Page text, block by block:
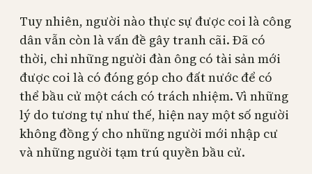
Tuy nhiên, người nào thực sự được coi là công
dân vẫn còn là vấn đề gây tranh cãi. Đã có
thời, chỉ những người đàn ông có tài sản mới
được coi là có đóng góp cho đất nước để có
thể bầu cử một cách có trách nhiệm. Vì những
lý do tương tự như thế, hiện nay một số người
không đồng ý cho những người mới nhập cư
và những người tạm trú quyền bầu cử.